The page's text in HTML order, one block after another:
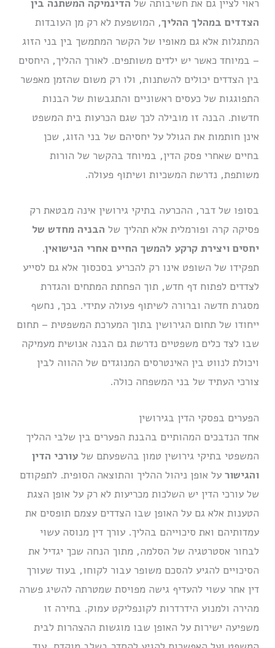
ראוי לציין גם את חשיבותה של הדינמיקה המשתנה בין
הצדדים במהלך ההליך, המושפעת לא רק מן העובדות
המתגלות אלא גם מאופיו של הקשר המתמשך בין בני הזוג
– במיוחד כאשר יש ילדים משותפים. לאורך ההליך, היחסים
בין הצדדים יכולים להשתנות, ולו רק משום שהזמן מאפשר
התפוגגות של כעסים ראשוניים והתגבשות של הבנות
חדשות. הבנה זו מובילה לכך שגם הכרעות בית המשפט
אינן חותמות את הגולל על יחסיהם של בני הזוג, שכן
בחיים שאחרי פסק הדין, במיוחד בהקשר של הורות
משותפת, נדרשת המשכיות ושיתוף פעולה.
בסופו של דבר, ההכרעה בתיקי גירושין אינה מבטאת רק
פסיקה קרה ופורמלית אלא תהליך של הבניה מחדש של
יחסים ויצירת קרקע להמשך החיים אחרי הנישואין.
תפקידו של השופט אינו רק להכריע בסכסוך אלא גם לסייע
לצדדים לפתוח דף חדש, תוך הפחתת המתחים והגדרת
מסגרת חדשה וברורה לשיתוף פעולה עתידי. בכך, נחשף
ייחודו של תחום הגירושין בתוך המערכת המשפטית – תחום
שבו לצד כלים משפטיים נדרשת גם הבנה אנושית מעמיקה
ויכולת לנווט בין האינטרסים המנוגדים של ההווה לבין
צורכי העתיד של בני המשפחה כולה.
הפערים בפסקי הדין בגירושין
אחד הנדבכים המהותיים בהבנת הפערים בין שלבי ההליך
המשפטי בתיקי גירושין טמון בהשפעתם שלעורכי הדין
והגישור על אופן ניהול ההליך והתוצאה הסופית. לתפקודם
של עורכי הדין יש השלכות מכריעות לא רק על אופן הצגת
הטענות אלא גם על האופן שבו הצדדים עצמם תופסים את
עמדותיהם ואת סיכוייהם בהליך. עורך דין מנוסה עשוי
לבחור אסטרטגיה של הסלמה, מתוך הנחה שכך יגדיל את
הסיכויים להגיע להסכם משופר עבור לקוחו, בעוד שעורך
דין אחר עשוי להעדיף גישה מפויסת שמטרתה להשיג פשרה
מהירה ולמנוע הידרדרות לקונפליקט עמוק. בחירה זו
משפיעה ישירות על האופן שבו מוגשות ההצהרות לבית